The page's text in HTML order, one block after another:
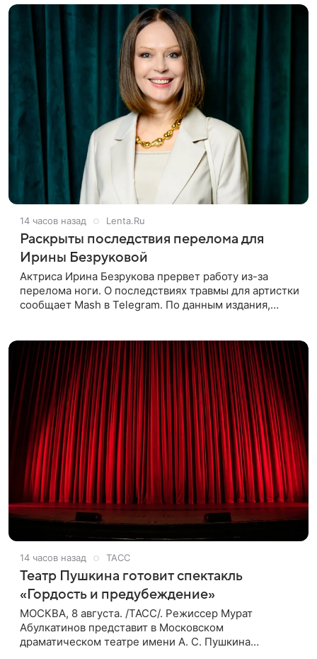
14 часов назад Lenta.Ru
Раскрыты последствия перелома для
Ирины Безруковой
Актриса Ирина Безрукова прервет работу из-за
перелома ноги. О последствиях травмы для артистки
сообщает Mash в Telegram. По данным издания,
14 часов назад ТАСС
Театр Пушкина готовит спектакль
«Гордость и предубеждение»
МОСКВА, 8 августа. /ТАСС/. Режиссер Мурат
Абулкатинов представит в Московском
драматическом театре имени А. С. Пушкина